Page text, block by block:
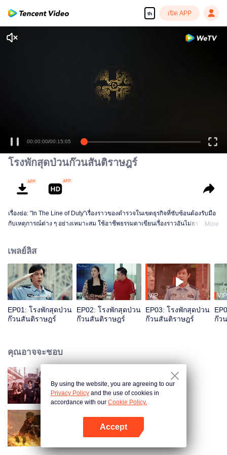
th เปิด APP
00:00:00/00:15:05
โรงพักสุดป่วนก๊วนสันติราษฎร์
เรื่องย่อ: "In The Line of Duty"เรื่องราวของตำรวจในเขตธุรกิจที่ซับซ้อนต้องรับมือ
กับเหตุการณ์ต่าง ๆ อย่างเหมาะสม ใช้อาชีพธรรมดาเขียนเรื่องราวอันไม่ธรรมดาMore
เพลย์ลิส
EP01: โรงพักสุดป่วน
ก๊วนสันติราษฎร์
EP02: โรงพักสุดป่วน
ก๊วนสันติราษฎร์
VIP
EP03: โรงพักสุดป่วน
ก๊วนสันติราษฎร์
VIP
ก๊ว
คุณอาจจะชอบ
หน่วยคอมมานโดหญิงแกร่ง
Flags of Glory
By using the website, you are agreeing to our
Privacy Policy and the use of cookies in
accordance with our Cookie Policy.
Accept